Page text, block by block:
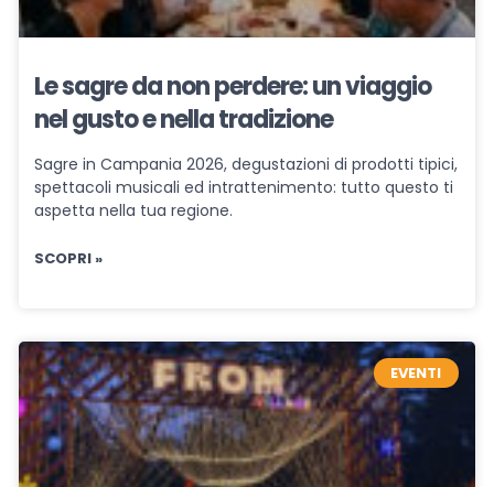
Le sagre da non perdere: un viaggio
nel gusto e nella tradizione
Sagre in Campania 2026, degustazioni di prodotti tipici,
spettacoli musicali ed intrattenimento: tutto questo ti
aspetta nella tua regione.
SCOPRI »
EVENTI